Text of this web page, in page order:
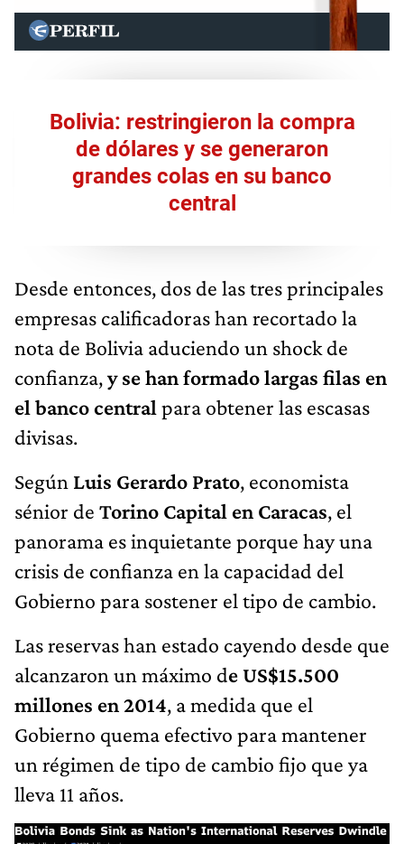
Bolivia: restringieron la compra
de dólares y se generaron
grandes colas en su banco
central
Desde entonces, dos de las tres principales
empresas calificadoras han recortado la
nota de Bolivia aduciendo un shock de
confianza,y se han formado largas filas en
el banco central para obtener las escasas
divisas.
Según Luis Gerardo Prato, economista
sénior de Torino Capital en Caracas, el
panorama es inquietante porque hay una
crisis de confianza en la capacidad del
Gobierno para sostener el tipo de cambio.
Las reservas han estado cayendo desde que
alcanzaron un máximo de US$15.500
millones en 2014, a medida que el
Gobierno quema efectivo para mantener
un régimen de tipo de cambio fijo que ya
lleva 11 años.